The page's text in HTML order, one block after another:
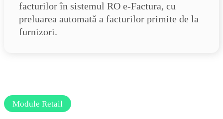
facturilor în sistemul RO e-Factura, cu
preluarea automată a facturilor primite de la
furnizori.
Module Retail